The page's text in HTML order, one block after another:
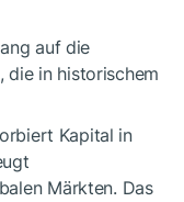
auf die
die in historischem
Kapital in
Märkten. Das